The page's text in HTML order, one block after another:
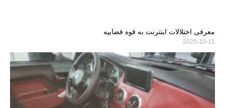
معرفی اختلالات اینترنت به قوه قضاییه
2025-10-11